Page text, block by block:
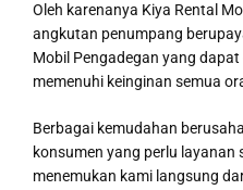
Oleh karenanya Kiya Rental
angkutan penumpang
Mobil Pengadegan yang
memenuhi keinginan semua
Berbagai kemudahan
konsumen yang perlu
menemukan kami langsung